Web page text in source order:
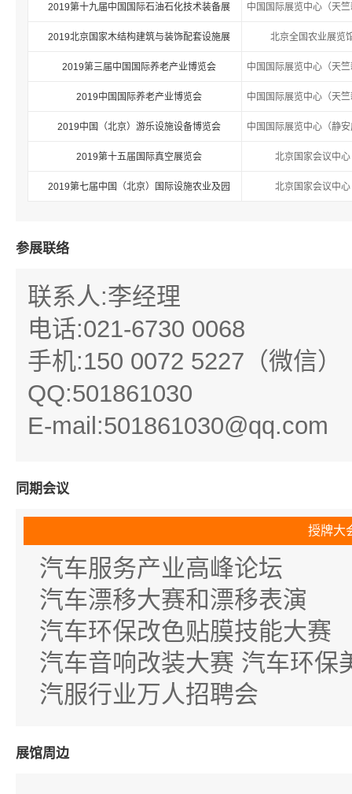
2019第十九届中国国际石油石化技术装备展 中国国际展览中心（天
2019北京国家木结构建筑与装饰配套设施展 北京全国农业展览
2019第三届中国国际养老产业博览会 中国国际展览中心（天
2019中国国际养老产业博览会 中国国际展览中心（天
2019中国（北京）游乐设施设备博览会 中国国际展览中心（静
2019第十五届国际真空展览会 北京国家会议中心
2019第七届中国（北京）国际设施农业及园 北京国家会议中心
参展联络
联系人:李经理
电话:021-6730 0068
手机:150 0072 5227（微信）
QQ:501861030
E-mail:501861030@qq.com
同期会议
授牌大
汽车服务产业高峰论坛
汽车漂移大赛和漂移表演
汽车环保改色贴膜技能大赛
汽车音响改装大赛 汽车环保
汽服行业万人招聘会
展馆周边